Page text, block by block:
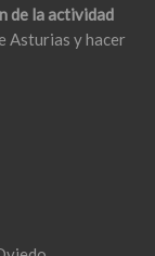
de la actividad
Asturias y hacer